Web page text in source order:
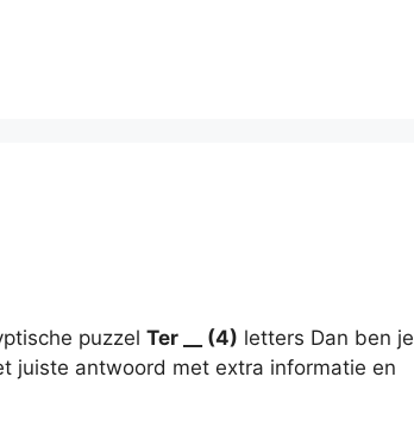
puzzel Ter __ (4) letters Dan ben je
juiste antwoord met extra informatie en